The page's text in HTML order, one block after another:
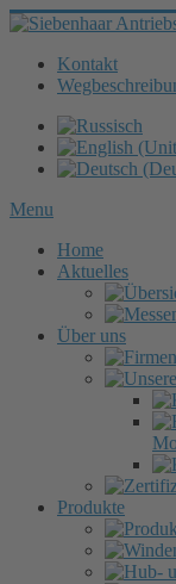
Kontakt
Menu
Home
Aktuelles
Über uns
Produkte